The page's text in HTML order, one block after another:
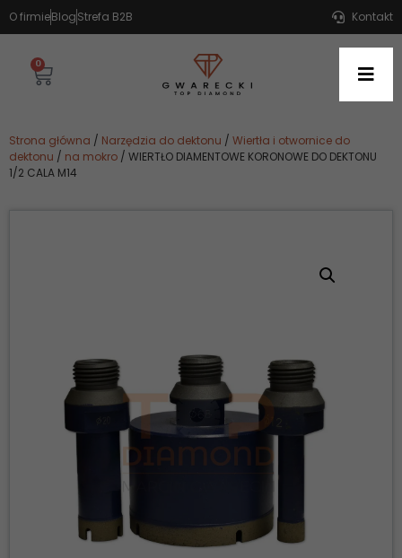
O firmieBlogStrefa B2B Kontakt
0
Strona główna / Narzędzia do dektonu / Wiertła i otwornice do
dektonu / na mokro / WIERTŁO DIAMENTOWE KORONOWE DO DEKTONU
1/2 CALA M14